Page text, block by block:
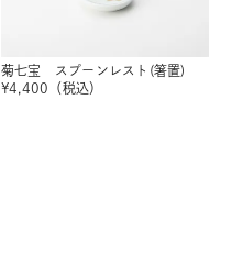
菊七宝 スプーンレスト(箸置)
¥4,400 （税込）